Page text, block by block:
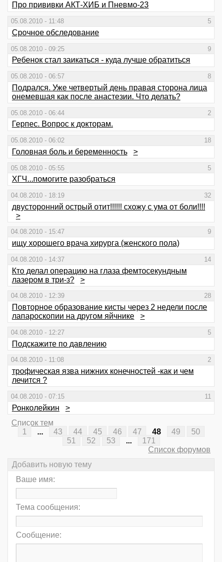
Про прививки АКТ-ХИБ и Пневмо-23
05.08.2010 - 11:48 5
Срочное обследование
05.08.2010 - 09:25 9
Ребенок стал заикаться - куда лучше обратиться
05.08.2010 - 06:57 8
Подрался. Уже четвертый день правая сторона лица
онемевшая как после анастезии. Что делать?
05.08.2010 - 06:44 2
Герпес. Вопрос к докторам.
05.08.2010 - 06:02 18
Головная боль и беременность >
05.08.2010 - 05:55 5
ХГЧ...помогите разобраться
04.08.2010 - 18:19 32
двусторонний острый отит!!!!!! схожу с ума от боли!!!!
>
04.08.2010 - 15:47 9
ищу хорошего врача хирурга (женского пола)
04.08.2010 - 14:37 14
Кто делал операцию на глаза фемтосекундным
лазером в три-з?
>
04.08.2010 - 12:39 28
Повторное образование кисты через 2 недели после
лапароскопии на другом яйчнике
>
04.08.2010 - 12:27 5
Подскажите по давлению
04.08.2010 - 11:08 2
трофическая язва нижних конечностей -как и чем
лечится ?
04.08.2010 - 07:15 11
Ронколейкин
>
Список тем
1
... 43 44 45 46 47 48 49
50
51
52 53 ...
171
Список форумов
Добавить новую тему
Ваше имя:
Тема сообщения:
Сообщение: